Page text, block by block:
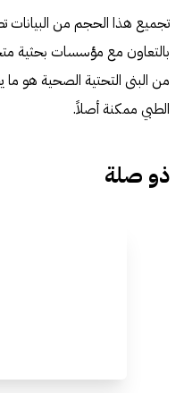
تجميع هذا الحجم من البيانات
بالتعاون مع مؤسسات بحثية
من البنى التحتية الصحية هو
الطبي ممكنة أصلاً.
ذو صلة